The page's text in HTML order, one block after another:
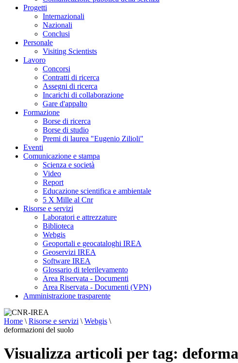
Progetti
Internazionali
Nazionali
Conclusi
Personale
Visiting Scientists
Lavoro
Concorsi
Contratti di ricerca
Assegni di ricerca
Incarichi di collaborazione
Gare d'appalto
Formazione
Borse di ricerca
Borse di studio
Premi di laurea "Eugenio Zilioli"
Eventi
Comunicazione e stampa
Scienza e società
Video
Report
Educazione scientifica e ambientale
5 X Mille al Cnr
Risorse e servizi
Laboratori e attrezzature
Biblioteca
Webgis
Geoportali e geocataloghi IREA
Geoservizi IREA
Software IREA
Glossario di telerilevamento
Area Riservata - Documenti
Area Riservata - Documenti (VPN)
Amministrazione trasparente
Home \ Risorse e servizi \ Webgis \
deformazioni del suolo
Visualizza articoli per tag: